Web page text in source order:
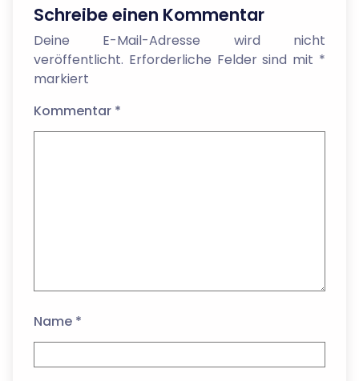
Schreibe einen Kommentar
Deine E-Mail-Adresse wird nicht
veröffentlicht. Erforderliche Felder sind mit *
markiert
Kommentar *
Name *